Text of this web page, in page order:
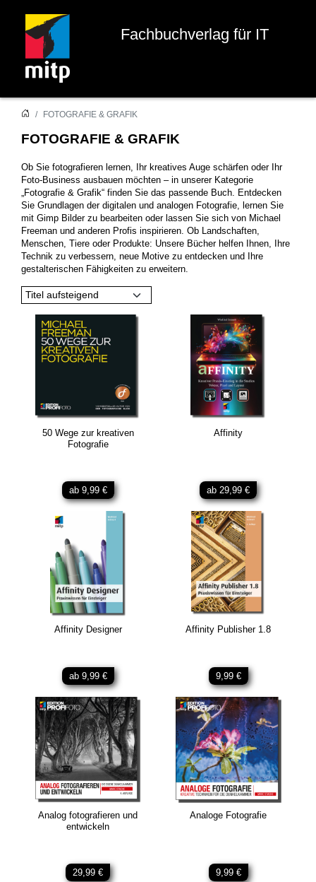
Fachbuchverlag für IT
FOTOGRAFIE & GRAFIK
FOTOGRAFIE & GRAFIK
Ob Sie fotografieren lernen, Ihr kreatives Auge schärfen oder Ihr
Foto-Business ausbauen möchten – in unserer Kategorie
„Fotografie & Grafik“ finden Sie das passende Buch. Entdecken
Sie Grundlagen der digitalen und analogen Fotografie, lernen Sie
mit Gimp Bilder zu bearbeiten oder lassen Sie sich von Michael
Freeman und anderen Profis inspirieren. Ob Landschaften,
Menschen, Tiere oder Produkte: Unsere Bücher helfen Ihnen, Ihre
Technik zu verbessern, neue Motive zu entdecken und Ihre
gestalterischen Fähigkeiten zu erweitern.
Titel aufsteigend
50 Wege zur kreativen
Fotografie
ab 9,99 €
Affinity
ab 29,99 €
Affinity Designer
ab 9,99 €
Affinity Publisher 1.8
9,99 €
Analog fotografieren und
entwickeln
29,99 €
Analoge Fotografie
9,99 €